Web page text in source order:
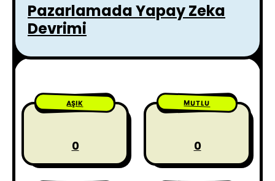
Pazarlamada Yapay Zeka
Devrimi
AŞIK
0
MUTLU
0